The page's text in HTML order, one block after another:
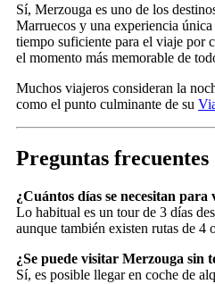
Sí, Merzouga es uno de los
Marruecos y una experiencia
tiempo suficiente para el viaje por
el momento más memorable de
Muchos viajeros consideran la
como el punto culminante de su
Preguntas frecuentes
¿Cuántos días se necesitan
Lo habitual es un tour de 3 días
aunque también existen rutas de 4
¿Se puede visitar Merzouga sin
Sí, es posible llegar en coche de